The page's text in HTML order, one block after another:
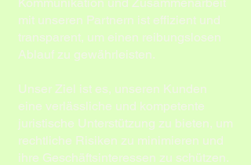
mit unseren Partnern ist effizient und
transparent, um einen reibungslosen
Ablauf zu gewährleisten.
Unser Ziel ist es, unseren Kunden
eine verlässliche und kompetente
juristische Unterstützung zu bieten, um
rechtliche Risiken zu minimieren und
ihre Geschäftsinteressen zu schützen.